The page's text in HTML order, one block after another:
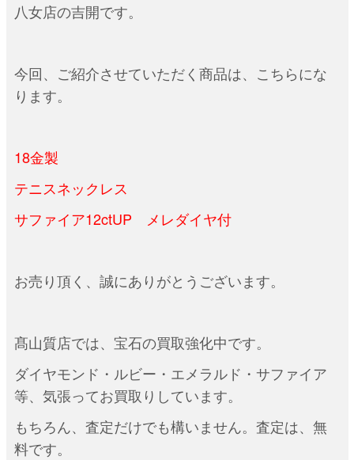
八女店の吉開です。
今回、ご紹介させていただく商品は、こちらにな
ります。
18金製
テニスネックレス
サファイア12ctUP メレダイヤ付
お売り頂く、誠にありがとうございます。
髙山質店では、宝石の買取強化中です。
ダイヤモンド・ルビー・エメラルド・サファイア
等、気張ってお買取りしています。
もちろん、査定だけでも構いません。査定は、無
料です。